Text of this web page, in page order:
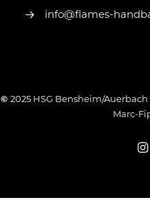
info@flames-
© 2025 HSG Bensheim/
Marc-